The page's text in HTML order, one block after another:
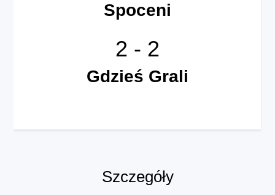
Spoceni
Gdzieś Grali
2 - 2
Szczegóły